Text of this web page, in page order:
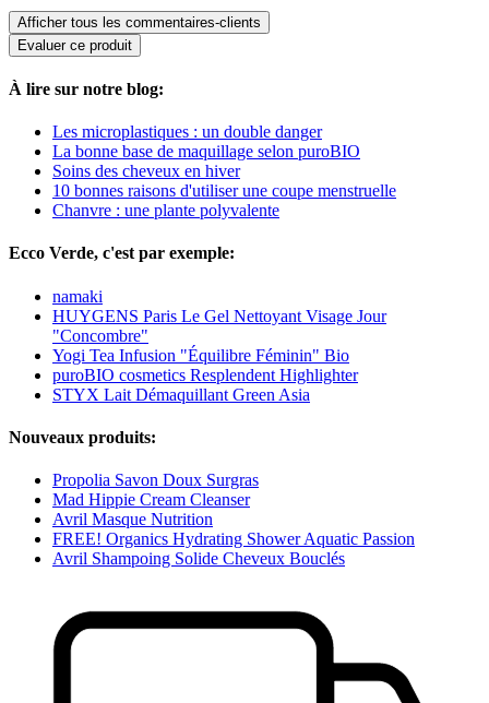
Afficher tous les commentaires-clients
Evaluer ce produit
À lire sur notre blog:
Les microplastiques : un double danger
La bonne base de maquillage selon puroBIO
Soins des cheveux en hiver
10 bonnes raisons d'utiliser une coupe menstruelle
Chanvre : une plante polyvalente
Ecco Verde, c'est par exemple:
namaki
HUYGENS Paris Le Gel Nettoyant Visage Jour
"Concombre"
Yogi Tea Infusion "Équilibre Féminin" Bio
puroBIO cosmetics Resplendent Highlighter
STYX Lait Démaquillant Green Asia
Nouveaux produits:
Propolia Savon Doux Surgras
Mad Hippie Cream Cleanser
Avril Masque Nutrition
FREE! Organics Hydrating Shower Aquatic Passion
Avril Shampoing Solide Cheveux Bouclés